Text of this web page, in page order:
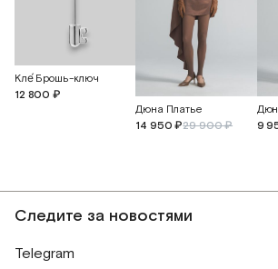
Кле́ Брошь-ключ
12 800 ₽
Дюна Платье
14 950 ₽29 900 ₽
9
Следите за новостями
Telegram